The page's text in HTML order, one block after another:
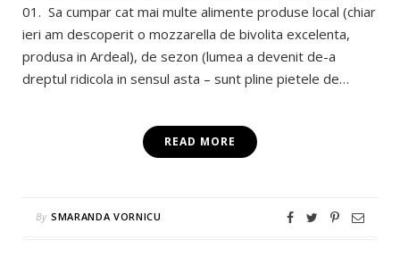
01. Sa cumpar cat mai multe alimente produse local (chiar
ieri am descoperit o mozzarella de bivolita excelenta,
produsa in Ardeal), de sezon (lumea a devenit de-a
dreptul ridicola in sensul asta – sunt pline pietele de…
READ MORE
By SMARANDA VORNICU